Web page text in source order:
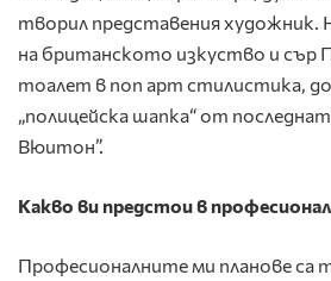
творил представения художник.
на британското изкуство и сър
тоалет в поп арт стилистика,
„полицейска шапка“ от
Вюитон”.
Какво ви предстои в
Професионалните ми планове са